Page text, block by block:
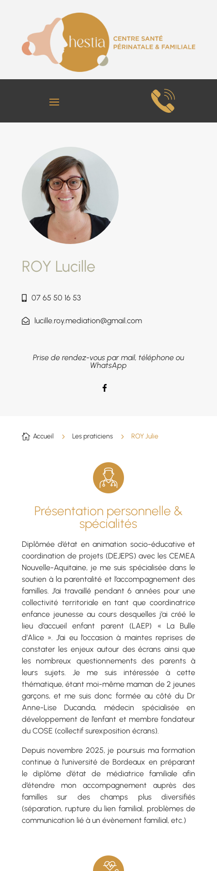
ROY Lucille
07 65 50 16 53
lucille.roy.mediation@gmail.com
Prise de rendez-vous par mail, téléphone ou
WhatsApp
 Accueil 5 Les praticiens 5 ROY Julie
Présentation personnelle &
spécialités
Diplômée d’état en animation socio-éducative et
coordination de projets (DEJEPS) avec les CEMEA
Nouvelle-Aquitaine, je me suis spécialisée dans le
soutien à la parentalité et l’accompagnement des
familles. J’ai travaillé pendant 6 années pour une
collectivité territoriale en tant que coordinatrice
enfance jeunesse au cours desquelles j’ai créé le
lieu d’accueil enfant parent (LAEP) « La Bulle
d’Alice ». J’ai eu l’occasion à maintes reprises de
constater les enjeux autour des écrans ainsi que
les nombreux questionnements des parents à
leurs sujets. Je me suis intéressée à cette
thématique, étant moi-même maman de 2 jeunes
garçons, et me suis donc formée au côté du Dr
Anne-Lise Ducanda, médecin spécialisée en
développement de l’enfant et membre fondateur
du COSE (collectif surexposition écrans).
Depuis novembre 2025, je poursuis ma formation
continue à l’université de Bordeaux en préparant
le diplôme d’état de médiatrice familiale afin
d’étendre mon accompagnement auprès des
familles sur des champs plus diversifiés
(séparation, rupture du lien familial, problèmes de
communication lié à un évènement familial, etc.)